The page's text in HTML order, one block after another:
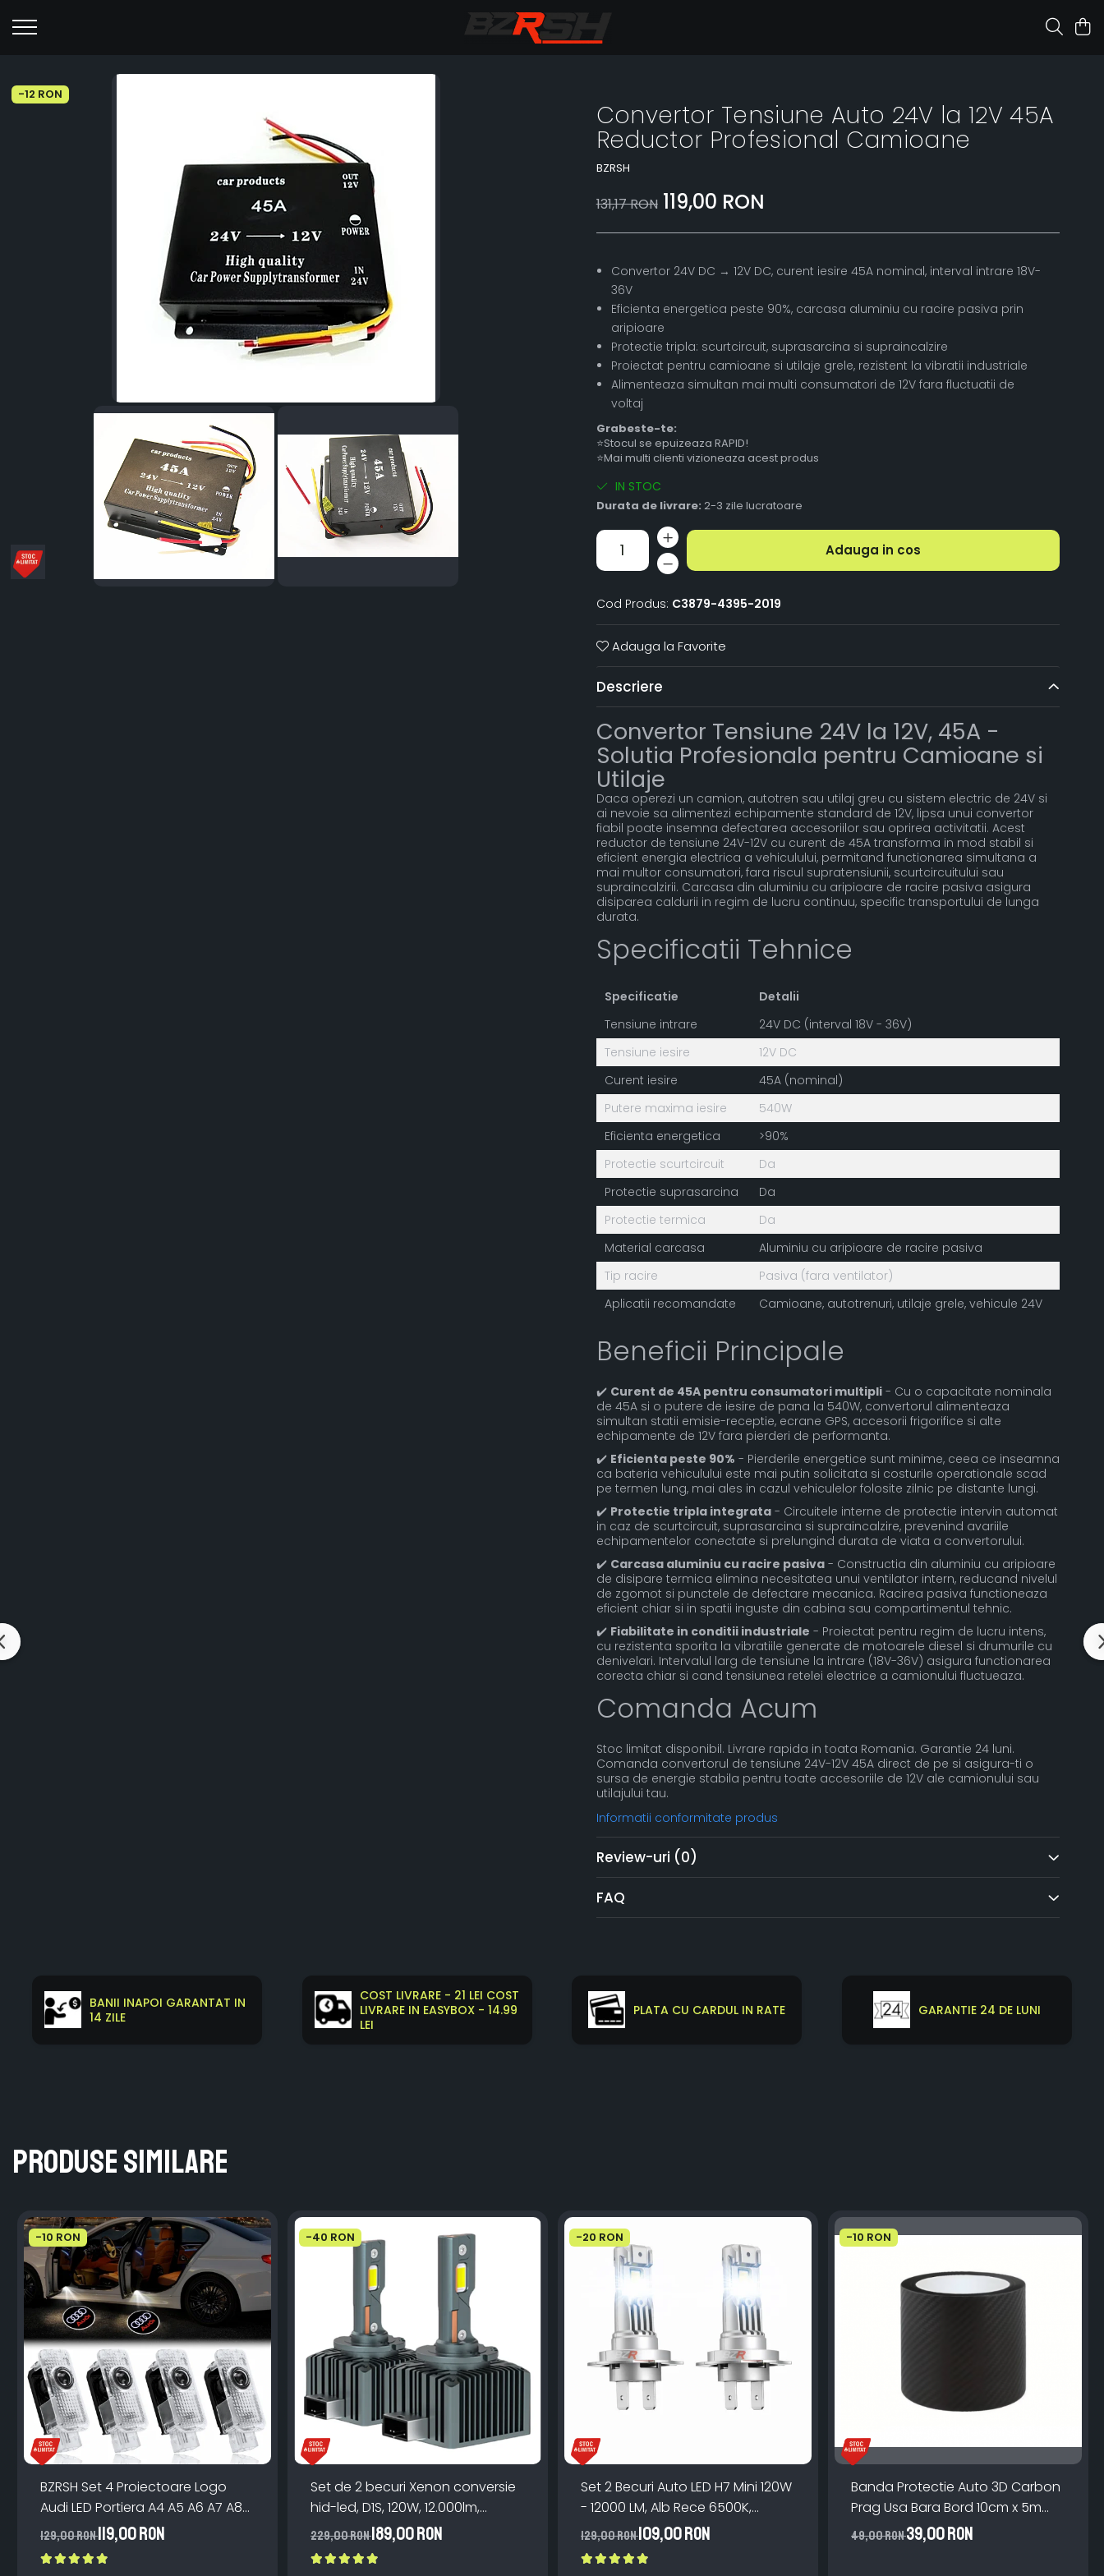
-12 RON
Convertor Tensiune Auto 24V la 12V 45A
Reductor Profesional Camioane
BZRSH
131,17 RON 119,00 RON
Convertor 24V DC → 12V DC, curent iesire 45A nominal, interval intrare 18V-
36V
Eficienta energetica peste 90%, carcasa aluminiu cu racire pasiva prin
aripioare
Protectie tripla: scurtcircuit, suprasarcina si supraincalzire
Proiectat pentru camioane si utilaje grele, rezistent la vibratii industriale
Alimenteaza simultan mai multi consumatori de 12V fara fluctuatii de
voltaj
Grabeste-te:
⭐Stocul se epuizeaza RAPID!
⭐Mai multi clienti vizioneaza acest produs
IN STOC
Durata de livrare: 2-3 zile lucratoare
Adauga in cos
Cod Produs: C3879-4395-2019
Adauga la Favorite
Descriere
Convertor Tensiune 24V la 12V, 45A -
Solutia Profesionala pentru Camioane si
Utilaje
Daca operezi un camion, autotren sau utilaj greu cu sistem electric de 24V si
ai nevoie sa alimentezi echipamente standard de 12V, lipsa unui convertor
fiabil poate insemna defectarea accesoriilor sau oprirea activitatii. Acest
reductor de tensiune 24V-12V cu curent de 45A transforma in mod stabil si
eficient energia electrica a vehiculului, permitand functionarea simultana a
mai multor consumatori, fara riscul supratensiunii, scurtcircuitului sau
supraincalzirii. Carcasa din aluminiu cu aripioare de racire pasiva asigura
disiparea caldurii in regim de lucru continuu, specific transportului de lunga
durata.
Specificatii Tehnice
Specificatie
Detalii
Tensiune intrare
24V DC (interval 18V - 36V)
Tensiune iesire
12V DC
Curent iesire
45A (nominal)
Putere maxima iesire
540W
Eficienta energetica
>90%
Protectie scurtcircuit
Da
Protectie suprasarcina
Da
Protectie termica
Da
Material carcasa
Aluminiu cu aripioare de racire pasiva
Tip racire
Pasiva (fara ventilator)
Aplicatii recomandate
Camioane, autotrenuri, utilaje grele, vehicule 24V
Beneficii Principale
✔️ Curent de 45A pentru consumatori multipli- Cu o capacitate nominala
de 45A si o putere de iesire de pana la 540W, convertorul alimenteaza
simultan statii emisie-receptie, ecrane GPS, accesorii frigorifice si alte
echipamente de 12V fara pierderi de performanta.
✔️ Eficienta peste 90% - Pierderile energetice sunt minime, ceea ce inseamna
ca bateria vehiculului este mai putin solicitata si costurile operationale scad
pe termen lung, mai ales in cazul vehiculelor folosite zilnic pe distante lungi.
✔️ Protectie tripla integrata- Circuitele interne de protectie intervin automat
in caz de scurtcircuit, suprasarcina si supraincalzire, prevenind avariile
echipamentelor conectate si prelungind durata de viata a convertorului.
✔️ Carcasa aluminiu cu racire pasiva- Constructia din aluminiu cu aripioare
de disipare termica elimina necesitatea unui ventilator intern, reducand nivelul
de zgomot si punctele de defectare mecanica. Racirea pasiva functioneaza
eficient chiar si in spatii inguste din cabina sau compartimentul tehnic.
✔️ Fiabilitate in conditii industriale - Proiectat pentru regim de lucru intens,
cu rezistenta sporita la vibratiile generate de motoarele diesel si drumurile cu
denivelari. Intervalul larg de tensiune la intrare (18V-36V) asigura functionarea
corecta chiar si cand tensiunea retelei electrice a camionului fluctueaza.
Comanda Acum
Stoc limitat disponibil. Livrare rapida in toata Romania. Garantie 24 luni.
Comanda convertorul de tensiune 24V-12V 45A direct de pe si asigura-ti o
sursa de energie stabila pentru toate accesoriile de 12V ale camionului sau
utilajului tau.
Informatii conformitate produs
Review-uri (0)
FAQ
BANII INAPOI GARANTAT IN
14 ZILE
COST LIVRARE - 21 LEI COST
LIVRARE IN EASYBOX - 14.99
LEI
PLATA CU CARDUL IN RATE GARANTIE 24 DE LUNI
Produse similare
-10 RON
BZRSH Set 4 Proiectoare Logo
Audi LED Portiera A4 A5 A6 A7 A8
Q3 Q5 Q7 - 12V 5W Plug & Play
129,00 RON119,00 RON
-40 RON
Set de 2 becuri Xenon conversie
hid-led, D1S, 120W, 12.000lm,
Canbus, Miez Cupru, Radiator
Aluminiu, Premium, Alb Rece
229,00 RON189,00 RON
-20 RON
Set 2 Becuri Auto LED H7 Mini 120W
- 12000 LM, Alb Rece 6500K,
Canbus Integrat + Ventilator
Răcire, Plug & Play, 12-18V
129,00 RON109,00 RON
-10 RON
Banda Protectie Auto 3D Carbon
Prag Usa Bara Bord 10cm x 5m
Impermeabila
49,00 RON39,00 RON